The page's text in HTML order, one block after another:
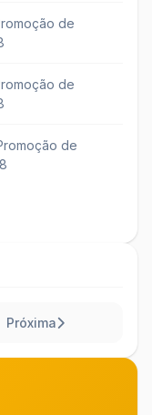
de
de
de
Próxima